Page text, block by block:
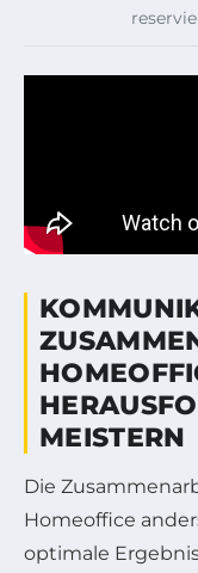
MEISTERN
Die
Homeoffice
optimale